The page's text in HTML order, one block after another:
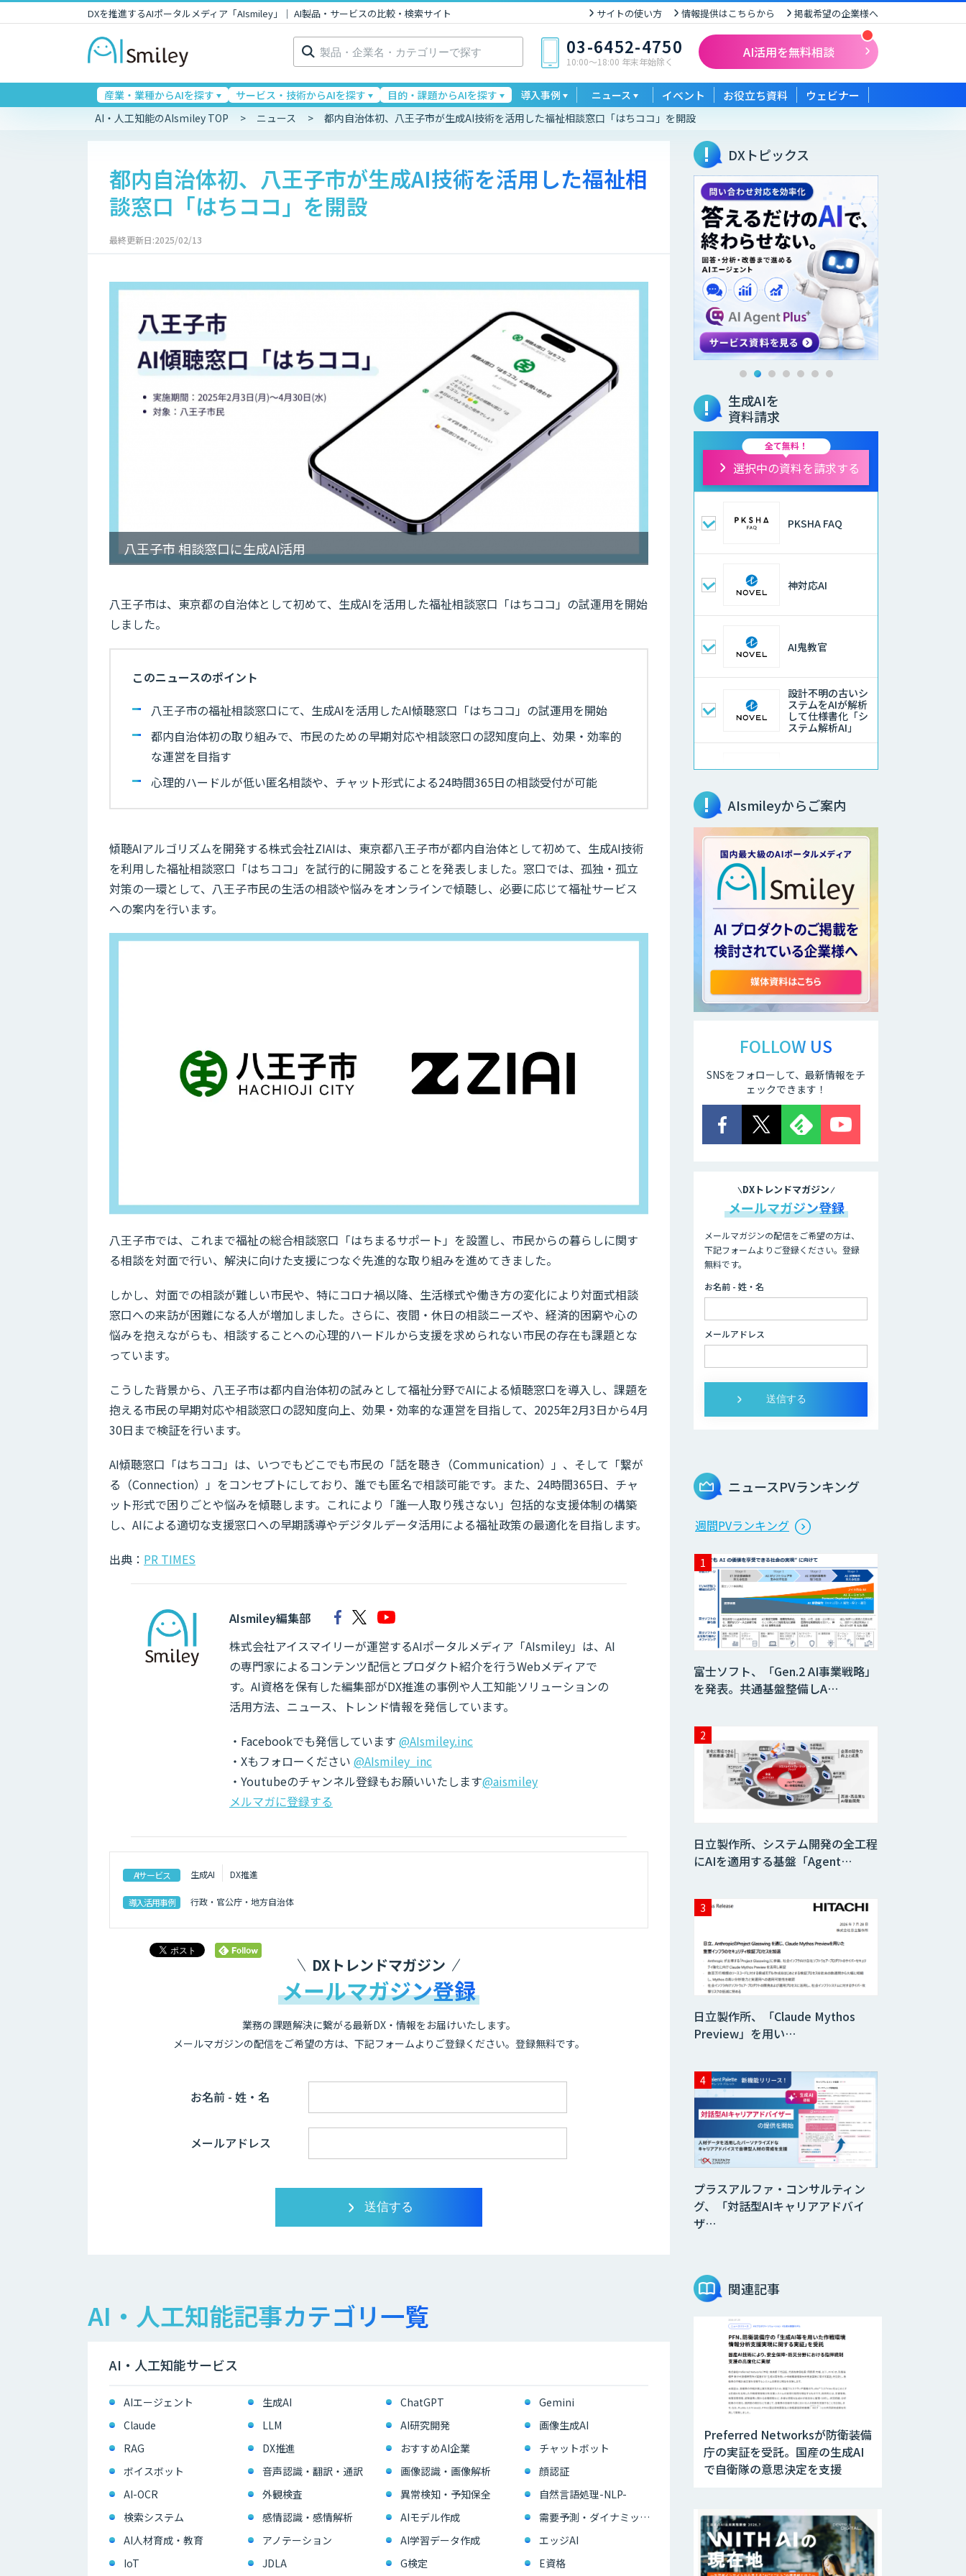
DXを推進するAIポータルメディア「AIsmiley」｜ AI製品・サービスの比較・検索サイト サイトの使い方 情報提供はこちらから 掲載希望の企業様へ
検
索: 03-6452-4750
10:00〜18:00 年末年始除く
AI活用を無料相談
産業・業種からAIを探す サービス・技術からAIを探す 目的・課題からAIを探す 導入事例 ニュース イベント お役立ち資料 ウェビナー
AI・人工知能のAIsmiley TOP ニュース 都内自治体初、八王子市が生成AI技術を活用した福祉相談窓口「はちココ」を開設
都内自治体初、八王子市が生成AI技術を活用した福祉相
談窓口「はちココ」を開設
最終更新日:2025/02/13
八王子市 相談窓口に生成AI活用
八王子市は、東京都の自治体として初めて、生成AIを活用した福祉相談窓口「はちココ」の試運用を開始
しました。
このニュースのポイント
八王子市の福祉相談窓口にて、生成AIを活用したAI傾聴窓口「はちココ」の試運用を開始
都内自治体初の取り組みで、市民のための早期対応や相談窓口の認知度向上、効果・効率的
な運営を目指す
心理的ハードルが低い匿名相談や、チャット形式による24時間365日の相談受付が可能
傾聴AIアルゴリズムを開発する株式会社ZIAIは、東京都八王子市が都内自治体として初めて、生成AI技術
を利用した福祉相談窓口「はちココ」を試行的に開設することを発表しました。窓口では、孤独・孤立
対策の一環として、八王子市民の生活の相談や悩みをオンラインで傾聴し、必要に応じて福祉サービス
への案内を行います。
八王子市では、これまで福祉の総合相談窓口「はちまるサポート」を設置し、市民からの暮らしに関す
る相談を対面で行い、解決に向けた支援につなぐ先進的な取り組みを進めてきました。
しかし、対面での相談が難しい市民や、特にコロナ禍以降、生活様式や働き方の変化により対面式相談
窓口への来訪が困難になる人が増加しました。さらに、夜間・休日の相談ニーズや、経済的困窮や心の
悩みを抱えながらも、相談することへの心理的ハードルから支援を求められない市民の存在も課題とな
っています。
こうした背景から、八王子市は都内自治体初の試みとして福祉分野でAIによる傾聴窓口を導入し、課題を
抱える市民の早期対応や相談窓口の認知度向上、効果・効率的な運営を目指して、2025年2月3日から4月
30日まで検証を行います。
AI傾聴窓口「はちココ」は、いつでもどこでも市民の「話を聴き（Communication）」、そして「繋が
る（Connection）」をコンセプトにしており、誰でも匿名で相談可能です。また、24時間365日、チャ
ット形式で困りごとや悩みを傾聴します。これにより「誰一人取り残さない」包括的な支援体制の構築
し、AIによる適切な支援窓口への早期誘導やデジタルデータ活用による福祉政策の最適化を目指します。
出典： PR TIMES
AIsmiley編集部
株式会社アイスマイリーが運営するAIポータルメディア「AIsmiley」は、AI
の専門家によるコンテンツ配信とプロダクト紹介を行うWebメディアで
す。AI資格を保有した編集部がDX推進の事例や人工知能ソリューションの
活用方法、ニュース、トレンド情報を発信しています。
・Facebookでも発信しています @AIsmiley.inc
・Xもフォローください @AIsmiley_inc
・Youtubeのチャンネル登録もお願いいたします@aismiley
メルマガに登録する
AIサービス 生成AI DX推進
導入活用事例 行政・官公庁・地方自治体
DXトレンドマガジン
メールマガジン登録
業務の課題解決に繋がる最新DX・情報をお届けいたします。
メールマガジンの配信をご希望の方は、下記フォームよりご登録ください。登録無料です。
お名前 - 姓・名
メールアドレス
AI・人工知能記事カテゴリ一覧
AI・人工知能サービス
AIエージェント 生成AI ChatGPT
Gemini
Claude
LLM AI研究開発
画像生成AI
RAG
DX推進 おすすめAI企業
チャットボット
ボイスボット
音声認識・翻訳・通訳 画像認識・画像解析
顔認証
AI-OCR
外観検査 異常検知・予知保全
自然言語処理-NLP-
検索システム
感情認識・感情解析 AIモデル作成
需要予測・ダイナミックプライシング
AI人材育成・教育
アノテーション AI学習データ作成
エッジAI
IoT
JDLA G検定 E資格
DXトピックス
生成AIを
資料請求
全て無料！
選択中の資料を請求する
PKSHA FAQ
神対応AI
AI鬼教官
設計不明の古いシ
ステムをAIが解析
して仕様書化「シ
ステム解析AI」
LLMOチェキ
AIエージェント開
発支援
AIエンジニアアカ
デミー（バイブコ
ーディング研修）
aiDAPTIV+
ELYZA Works
JAPAN AI
KNOWLEDGE
医療文書作成を効
率化する生成
オーダーメイドAI
人材育成研修
データ分析/AI開
グ
イ）
Cabinet
AI/DX研修
AIコール
ログミーツ
powered by
GPT-4
レミスのAI導入支
援サービス
ブートキャンプ
データ分析エージ
ェント
き」コンサルティ
ングサービス
ロボット向け教師
データ収集・作成
SaaS・サブスク
向け収益管理プラ
ットフォーム「ソ
アスク」
JOINT AI Flow
byGMO
AIR-NEXUS
Acompany セキ
ュアチャット
AI価格調査ツール
Smapra
Agentsense
AIsmileyからご案内
FOLLOW US
SNSをフォローして、最新情報をチ
ェックできます！
DXトレンドマガジン
メールマガジン登録
メールマガジンの配信をご希望の方は、
下記フォームよりご登録ください。登録
無料です。
お名前 - 姓・名
メールアドレス
ニュースPVランキング
週間PVランキング
富士ソフト、「Gen.2 AI事業戦略」
を発表。共通基盤整備しA…
日立製作所、システム開発の全工程
にAIを適用する基盤「Agent…
日立製作所、「Claude Mythos
Preview」を用い…
プラスアルファ・コンサルティン
グ、「対話型AIキャリアアドバイ
ザ…
関連記事
Preferred Networksが防衛装備
庁の実証を受託。国産の生成AI
で自衛隊の意思決定を支援